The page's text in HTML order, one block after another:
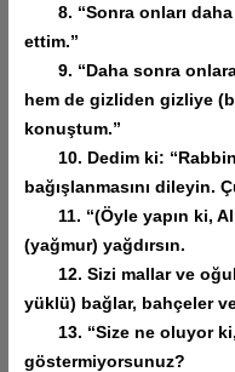
8. “Sonra onları daha
ettim.”
9. “Daha sonra onlara
hem de gizliden gizliye
konuştum.”
10. Dedim ki:
bağışlanmasını dileyin.
11. “(Öyle yapın ki,
(yağmur) yağdırsın.
12. Sizi mallar ve
yüklü) bağlar, bahçeler
13. “Size ne oluyor ki,
göstermiyorsunuz?